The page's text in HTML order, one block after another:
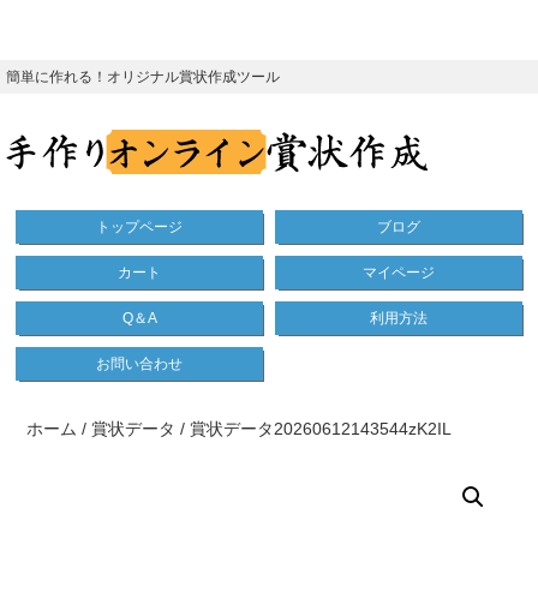
簡単に作れる！オリジナル賞状作成ツール
トップページ ブログ
カート マイページ
Q＆A 利用方法
お問い合わせ
ホーム / 賞状データ / 賞状データ20260612143544zK2IL